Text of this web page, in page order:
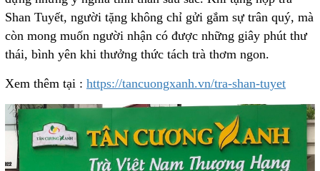
Shan Tuyết, người tặng không chỉ gửi gắm sự trân quý, mà
còn mong muốn người nhận có được những giây phút thư
thái, bình yên khi thưởng thức tách trà thơm ngon.
Xem thêm tại : https://tancuongxanh.vn/tra-shan-tuyet